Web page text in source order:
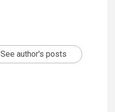
See author's posts